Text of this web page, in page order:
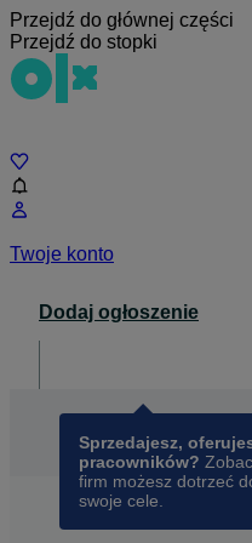
Przejdź do głównej części
Przejdź do stopki
Twoje konto
Dodaj ogłoszenie
Sprzedajesz,
pracowników?
firm możesz dotrzeć
swoje cele.